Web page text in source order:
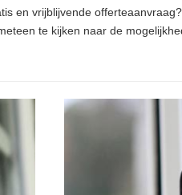
en vrijblijvende
te kijken naar de